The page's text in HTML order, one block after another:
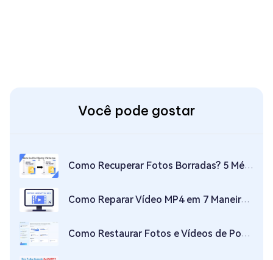
Você pode gostar
Como Recuperar Fotos Borradas? 5 Métodos Eficazes
Como Reparar Vídeo MP4 em 7 Maneiras?
Como Restaurar Fotos e Vídeos de Posts Eliminados do Instagram